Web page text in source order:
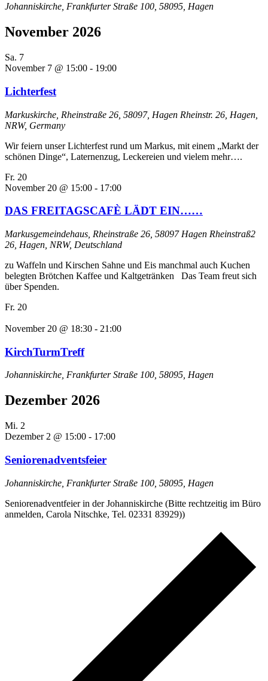
Johanniskirche, Frankfurter Straße 100, 58095, Hagen
November 2026
Sa. 7
November 7 @ 15:00 - 19:00
Lichterfest
Markuskirche, Rheinstraße 26, 58097, Hagen Rheinstr. 26, Hagen,
NRW, Germany
Wir feiern unser Lichterfest rund um Markus, mit einem „Markt der
schönen Dinge“, Laternenzug, Leckereien und vielem mehr….
Fr. 20
November 20 @ 15:00 - 17:00
DAS FREITAGSCAFÈ LÄDT EIN……
Markusgemeindehaus, Rheinstraße 26, 58097 Hagen Rheinstraß2
26, Hagen, NRW, Deutschland
zu Waffeln und Kirschen Sahne und Eis manchmal auch Kuchen
belegten Brötchen Kaffee und Kaltgetränken Das Team freut sich
über Spenden.
Fr. 20
November 20 @ 18:30 - 21:00
KirchTurmTreff
Johanniskirche, Frankfurter Straße 100, 58095, Hagen
Dezember 2026
Mi. 2
Dezember 2 @ 15:00 - 17:00
Seniorenadventsfeier
Johanniskirche, Frankfurter Straße 100, 58095, Hagen
Seniorenadventfeier in der Johanniskirche (Bitte rechtzeitig im Büro
anmelden, Carola Nitschke, Tel. 02331 83929))